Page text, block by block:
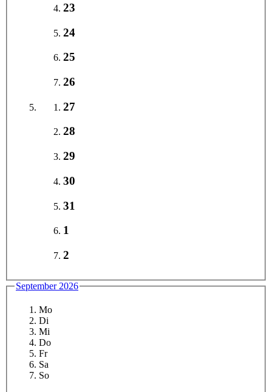
23
24
25
26
27
28
29
30
31
1
2
September 2026
Mo
Di
Mi
Do
Fr
Sa
So